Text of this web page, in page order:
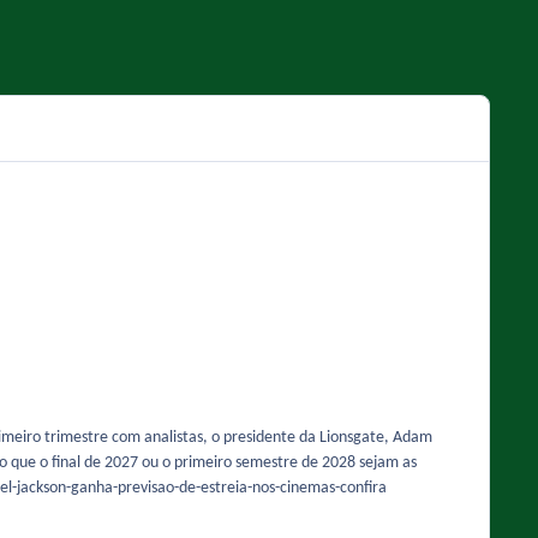
trimestre com analistas, o presidente da Lionsgate, Adam
o final de 2027 ou o primeiro semestre de 2028 sejam as
ganha-previsao-de-estreia-nos-cinemas-confira